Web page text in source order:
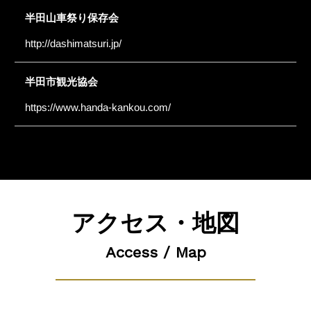
半田山車祭り保存会
http://dashimatsuri.jp/
半田市観光協会
https://www.handa-kankou.com/
アクセス・地図
Access / Map